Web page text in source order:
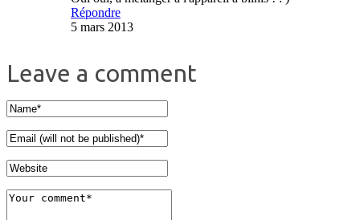
Répondre
5 mars 2013
Leave a comment